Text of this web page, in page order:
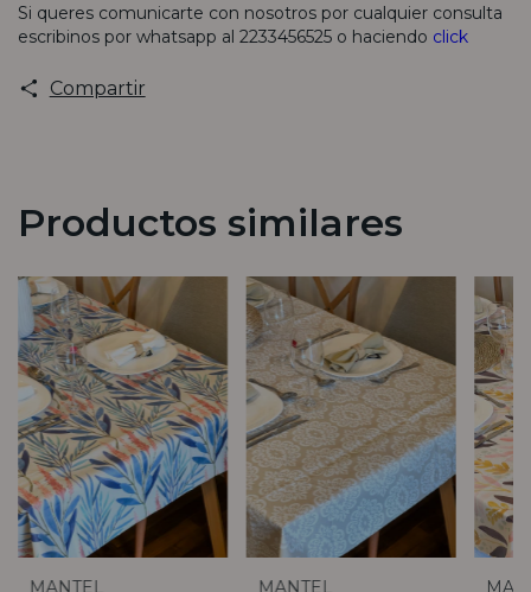
Si queres comunicarte con nosotros por cualquier consulta
escribinos por whatsapp al 2233456525 o haciendo click
Compartir
Productos similares
MANTEL
MANTEL